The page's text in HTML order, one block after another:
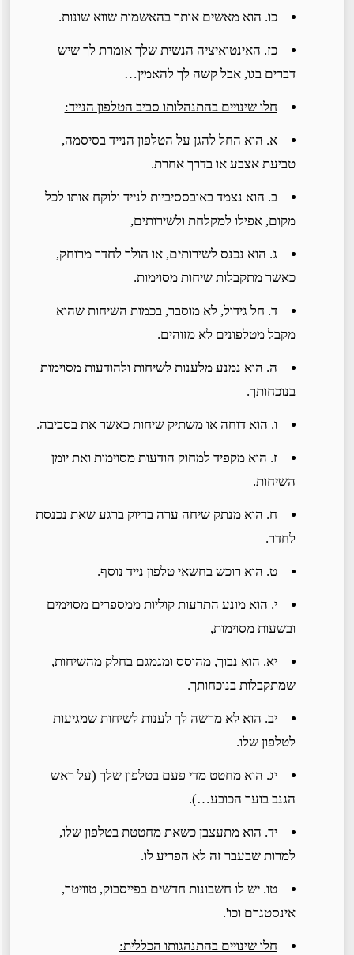
כו. הוא מאשים אותך בהאשמות שווא שונות.
כז. האינטואיציה הנשית שלך אומרת לך שיש
דברים בגו, אבל קשה לך להאמין…
חלו שינויים בהתנהלותו סביב הטלפון הנייד:
א. הוא החל להגן על הטלפון הנייד בסיסמה,
טביעת אצבע או בדרך אחרת.
ב. הוא נצמד באובססיביות לנייד ולוקח אותו לכל
מקום, אפילו למקלחת ולשירותים,
ג. הוא נכנס לשירותים, או הולך לחדר מרוחק,
כאשר מתקבלות שיחות מסוימות.
ד. חל גידול, לא מוסבר, בכמות השיחות שהוא
מקבל מטלפונים לא מזוהים.
ה. הוא נמנע מלענות לשיחות ולהודעות מסוימות
בנוכחותך.
ו. הוא דוחה או משתיק שיחות כאשר את בסביבה.
ז. הוא מקפיד למחוק הודעות מסוימות ואת יומן
השיחות.
ח. הוא מנתק שיחה ערה בדיוק ברגע שאת נכנסת
לחדר.
ט. הוא רוכש בחשאי טלפון נייד נוסף.
י. הוא מונע התרעות קוליות ממספרים מסוימים
ובשעות מסוימות,
יא. הוא נבוך, מהוסס ומגמגם בחלק מהשיחות,
שמתקבלות בנוכחותך.
יב. הוא לא מרשה לך לענות לשיחות שמגיעות
לטלפון שלו.
יג. הוא מחטט מדי פעם בטלפון שלך (על ראש
הגנב בוער הכובע…).
יד. הוא מתעצבן כשאת מחטטת בטלפון שלו,
למרות שבעבר זה לא הפריע לו.
טו. יש לו חשבונות חדשים בפייסבוק, טוויטר,
אינסטגרם וכו'.
חלו שינויים בהתנהגותו הכללית: